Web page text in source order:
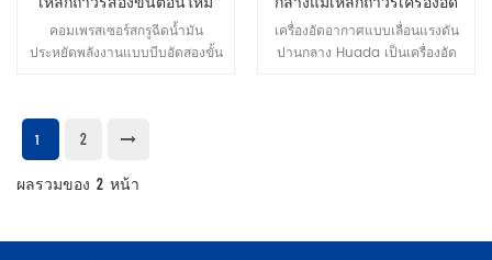
ของจีนและการทดสอบคุณภาพของ
การรับรอง ccc การรับรอง CE การ
รับรอง CQC และ ETL การรับรอง
ขนาด 250kw
คอมเพรสเซอร์สกรูฉีดน้ำมัน
ประหยัดพลังงานแบบบีบอัดสองขั้น
ของเครื่องอัดอากาศแบบสกรูแบบ
ฉีดน้ำมันแบบขั้นตอนเดียวเท่านั้น
แต่ยังมีการทำงานที่เชื่อถือได้และ
ประหยัดพลังงานมากขึ้น เนื่องจาก
อากาศ vortex ความถี่ตัวแปร
เครื่องอัดอากาศแบบเลื่อนแรงดัน
ปานกลาง Huada เป็นเครื่องอัด
1 2
ผลรวมของ 2 หน้า